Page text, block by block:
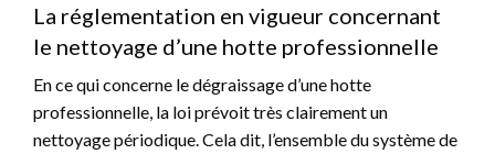
La réglementation en vigueur concernant
le nettoyage d’une hotte professionnelle
En ce qui concerne le dégraissage d’une hotte
professionnelle, la loi prévoit très clairement un
nettoyage périodique. Cela dit, l’ensemble du système de